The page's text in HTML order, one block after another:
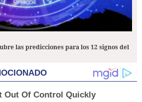
las predicciones para los 12 signos del
Out Of Control Quickly